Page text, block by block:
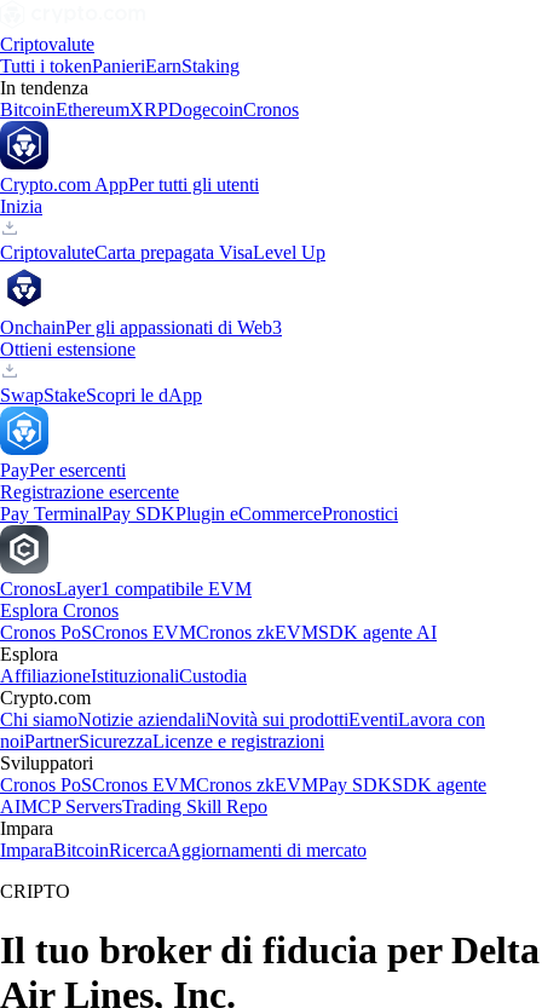
Criptovalute
Tutti i tokenPanieriEarnStaking
In tendenza
BitcoinEthereumXRPDogecoinCronos
Crypto.com AppPer tutti gli utenti
Inizia
CriptovaluteCarta prepagata VisaLevel Up
OnchainPer gli appassionati di Web3
Ottieni estensione
SwapStakeScopri le dApp
PayPer esercenti
Registrazione esercente
Pay TerminalPay SDKPlugin eCommercePronostici
CronosLayer1 compatibile EVM
Esplora Cronos
Cronos PoSCronos EVMCronos zkEVMSDK agente AI
Esplora
AffiliazioneIstituzionaliCustodia
Crypto.com
Chi siamoNotizie aziendaliNovità sui prodottiEventiLavora con
noiPartnerSicurezzaLicenze e registrazioni
Sviluppatori
Cronos PoSCronos EVMCronos zkEVMPay SDKSDK agente
AIMCP ServersTrading Skill Repo
Impara
ImparaBitcoinRicercaAggiornamenti di mercato
CRIPTO
Il tuo broker di fiducia per Delta
Air Lines, Inc.